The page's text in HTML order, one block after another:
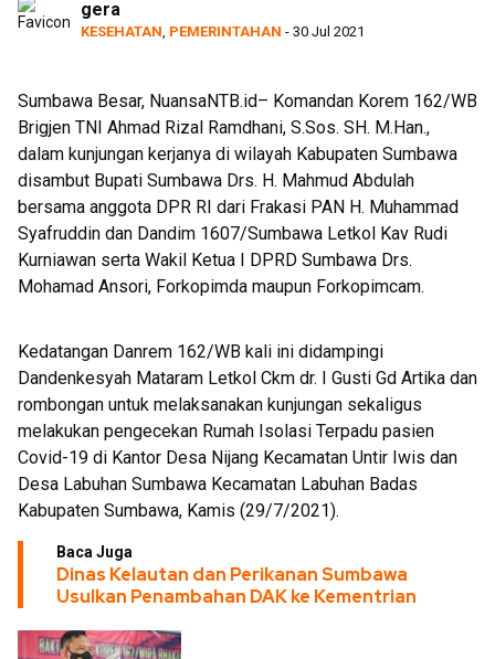
gera
KESEHATAN PEMERINTAHAN - 30 Jul 2021
Sumbawa Besar, NuansaNTB.id– Komandan Korem 162/WB
Brigjen TNI Ahmad Rizal Ramdhani, S.Sos. SH. M.Han.,
dalam kunjungan kerjanya di wilayah Kabupaten Sumbawa
disambut Bupati Sumbawa Drs. H. Mahmud Abdulah
bersama anggota DPR RI dari Frakasi PAN H. Muhammad
Syafruddin dan Dandim 1607/Sumbawa Letkol Kav Rudi
Kurniawan serta Wakil Ketua I DPRD Sumbawa Drs.
Mohamad Ansori, Forkopimda maupun Forkopimcam.
Kedatangan Danrem 162/WB kali ini didampingi
Dandenkesyah Mataram Letkol Ckm dr. I Gusti Gd Artika dan
rombongan untuk melaksanakan kunjungan sekaligus
melakukan pengecekan Rumah Isolasi Terpadu pasien
Covid-19 di Kantor Desa Nijang Kecamatan Untir Iwis dan
Desa Labuhan Sumbawa Kecamatan Labuhan Badas
Kabupaten Sumbawa, Kamis (29/7/2021).
Baca Juga
Dinas Kelautan dan Perikanan Sumbawa
Usulkan Penambahan DAK ke Kementrian